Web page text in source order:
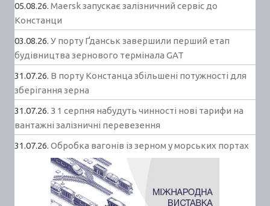
05.08.26. Maersk запускає залізничний сервіс до
Констанци
03.08.26. У порту Ґданськ завершили перший етап
будівництва зернового термінала GAT
31.07.26. В порту Констанца збільшені потужності для
зберігання зерна
31.07.26. З 1 серпня набудуть чинності нові тарифи на
вантажні залізничні перевезення
31.07.26. Обробка вагонів із зерном у морських портах